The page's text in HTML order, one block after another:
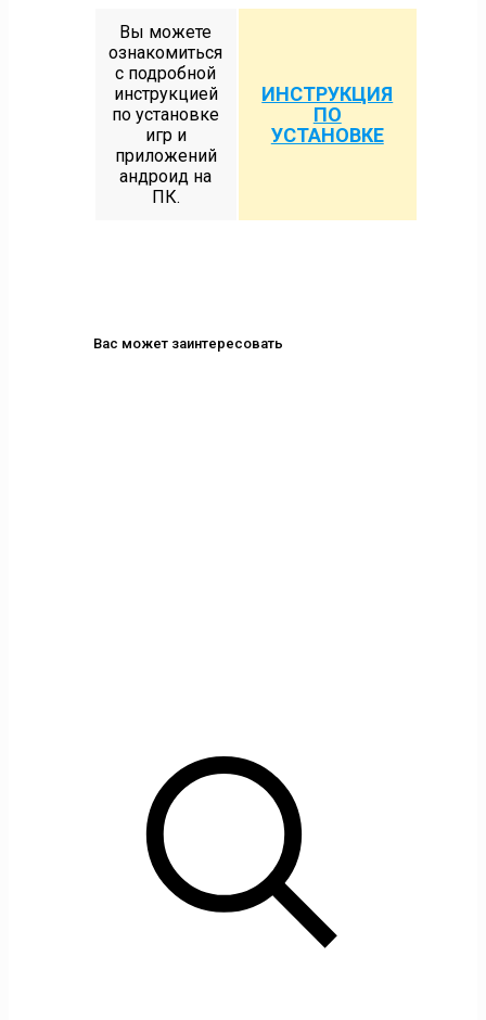
Вы можете
ознакомиться
с подробной
инструкцией
по установке
игр и
приложений
андроид на
ПК.
ИНСТРУКЦИЯ
ПО
УСТАНОВКЕ
Вас может заинтересовать